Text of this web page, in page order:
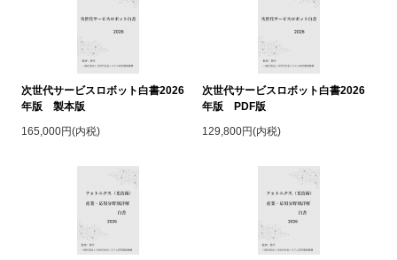
次世代サービスロボット白書2026
年版 製本版
165,000円(内税)
次世代サービスロボット白書2026
年版 PDF版
129,800円(内税)